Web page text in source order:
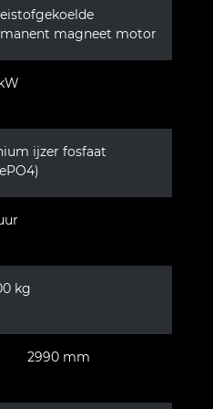
magneet motor
ijzer fosfaat
kg
2990 mm